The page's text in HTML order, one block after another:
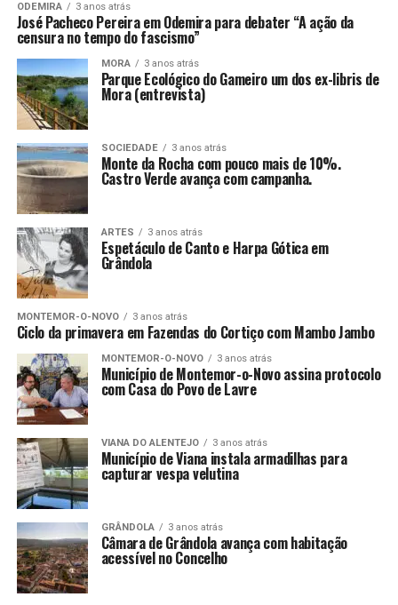
ODEMIRA 3 anos atrás
José Pacheco Pereira em Odemira para debater “A ação da
censura no tempo do fascismo”
MORA 3 anos atrás
Parque Ecológico do Gameiro um dos ex-libris de
Mora (entrevista)
SOCIEDADE 3 anos atrás
Monte da Rocha com pouco mais de 10%.
Castro Verde avança com campanha.
ARTES 3 anos atrás
Espetáculo de Canto e Harpa Gótica em
Grândola
MONTEMOR-O-NOVO 3 anos atrás
Ciclo da primavera em Fazendas do Cortiço com Mambo Jambo
MONTEMOR-O-NOVO 3 anos atrás
Município de Montemor-o-Novo assina protocolo
com Casa do Povo de Lavre
VIANA DO ALENTEJO 3 anos atrás
Município de Viana instala armadilhas para
capturar vespa velutina
GRÂNDOLA 3 anos atrás
Câmara de Grândola avança com habitação
acessível no Concelho